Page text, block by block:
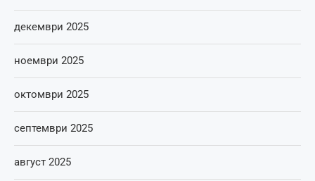
декември 2025
ноември 2025
октомври 2025
септември 2025
август 2025